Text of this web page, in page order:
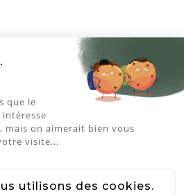
conditions générales et
confidentialité
ME SUIVE
que le
mais on aimerait bien vous
visite...
utilisons des cookies.